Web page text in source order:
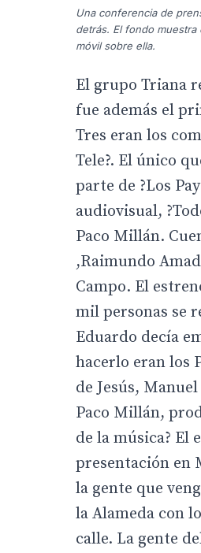
Una conferencia de
detrás. El fondo
móvil sobre ella.
El grupo Triana
fue además el
Tres eran los
Tele?. El único
parte de ?Los
audiovisual,
Paco Millán.
,Raimundo
Campo. El
mil personas se
Eduardo decía
hacerlo eran los
de Jesús,
Paco Millán,
de la música? El
presentación en
la gente que
la Alameda con
calle. La gente